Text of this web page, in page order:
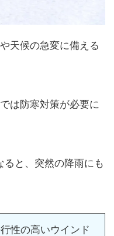
天候の急変に備える
は防寒対策が必要に
ると、突然の降雨にも
性の高いウインド